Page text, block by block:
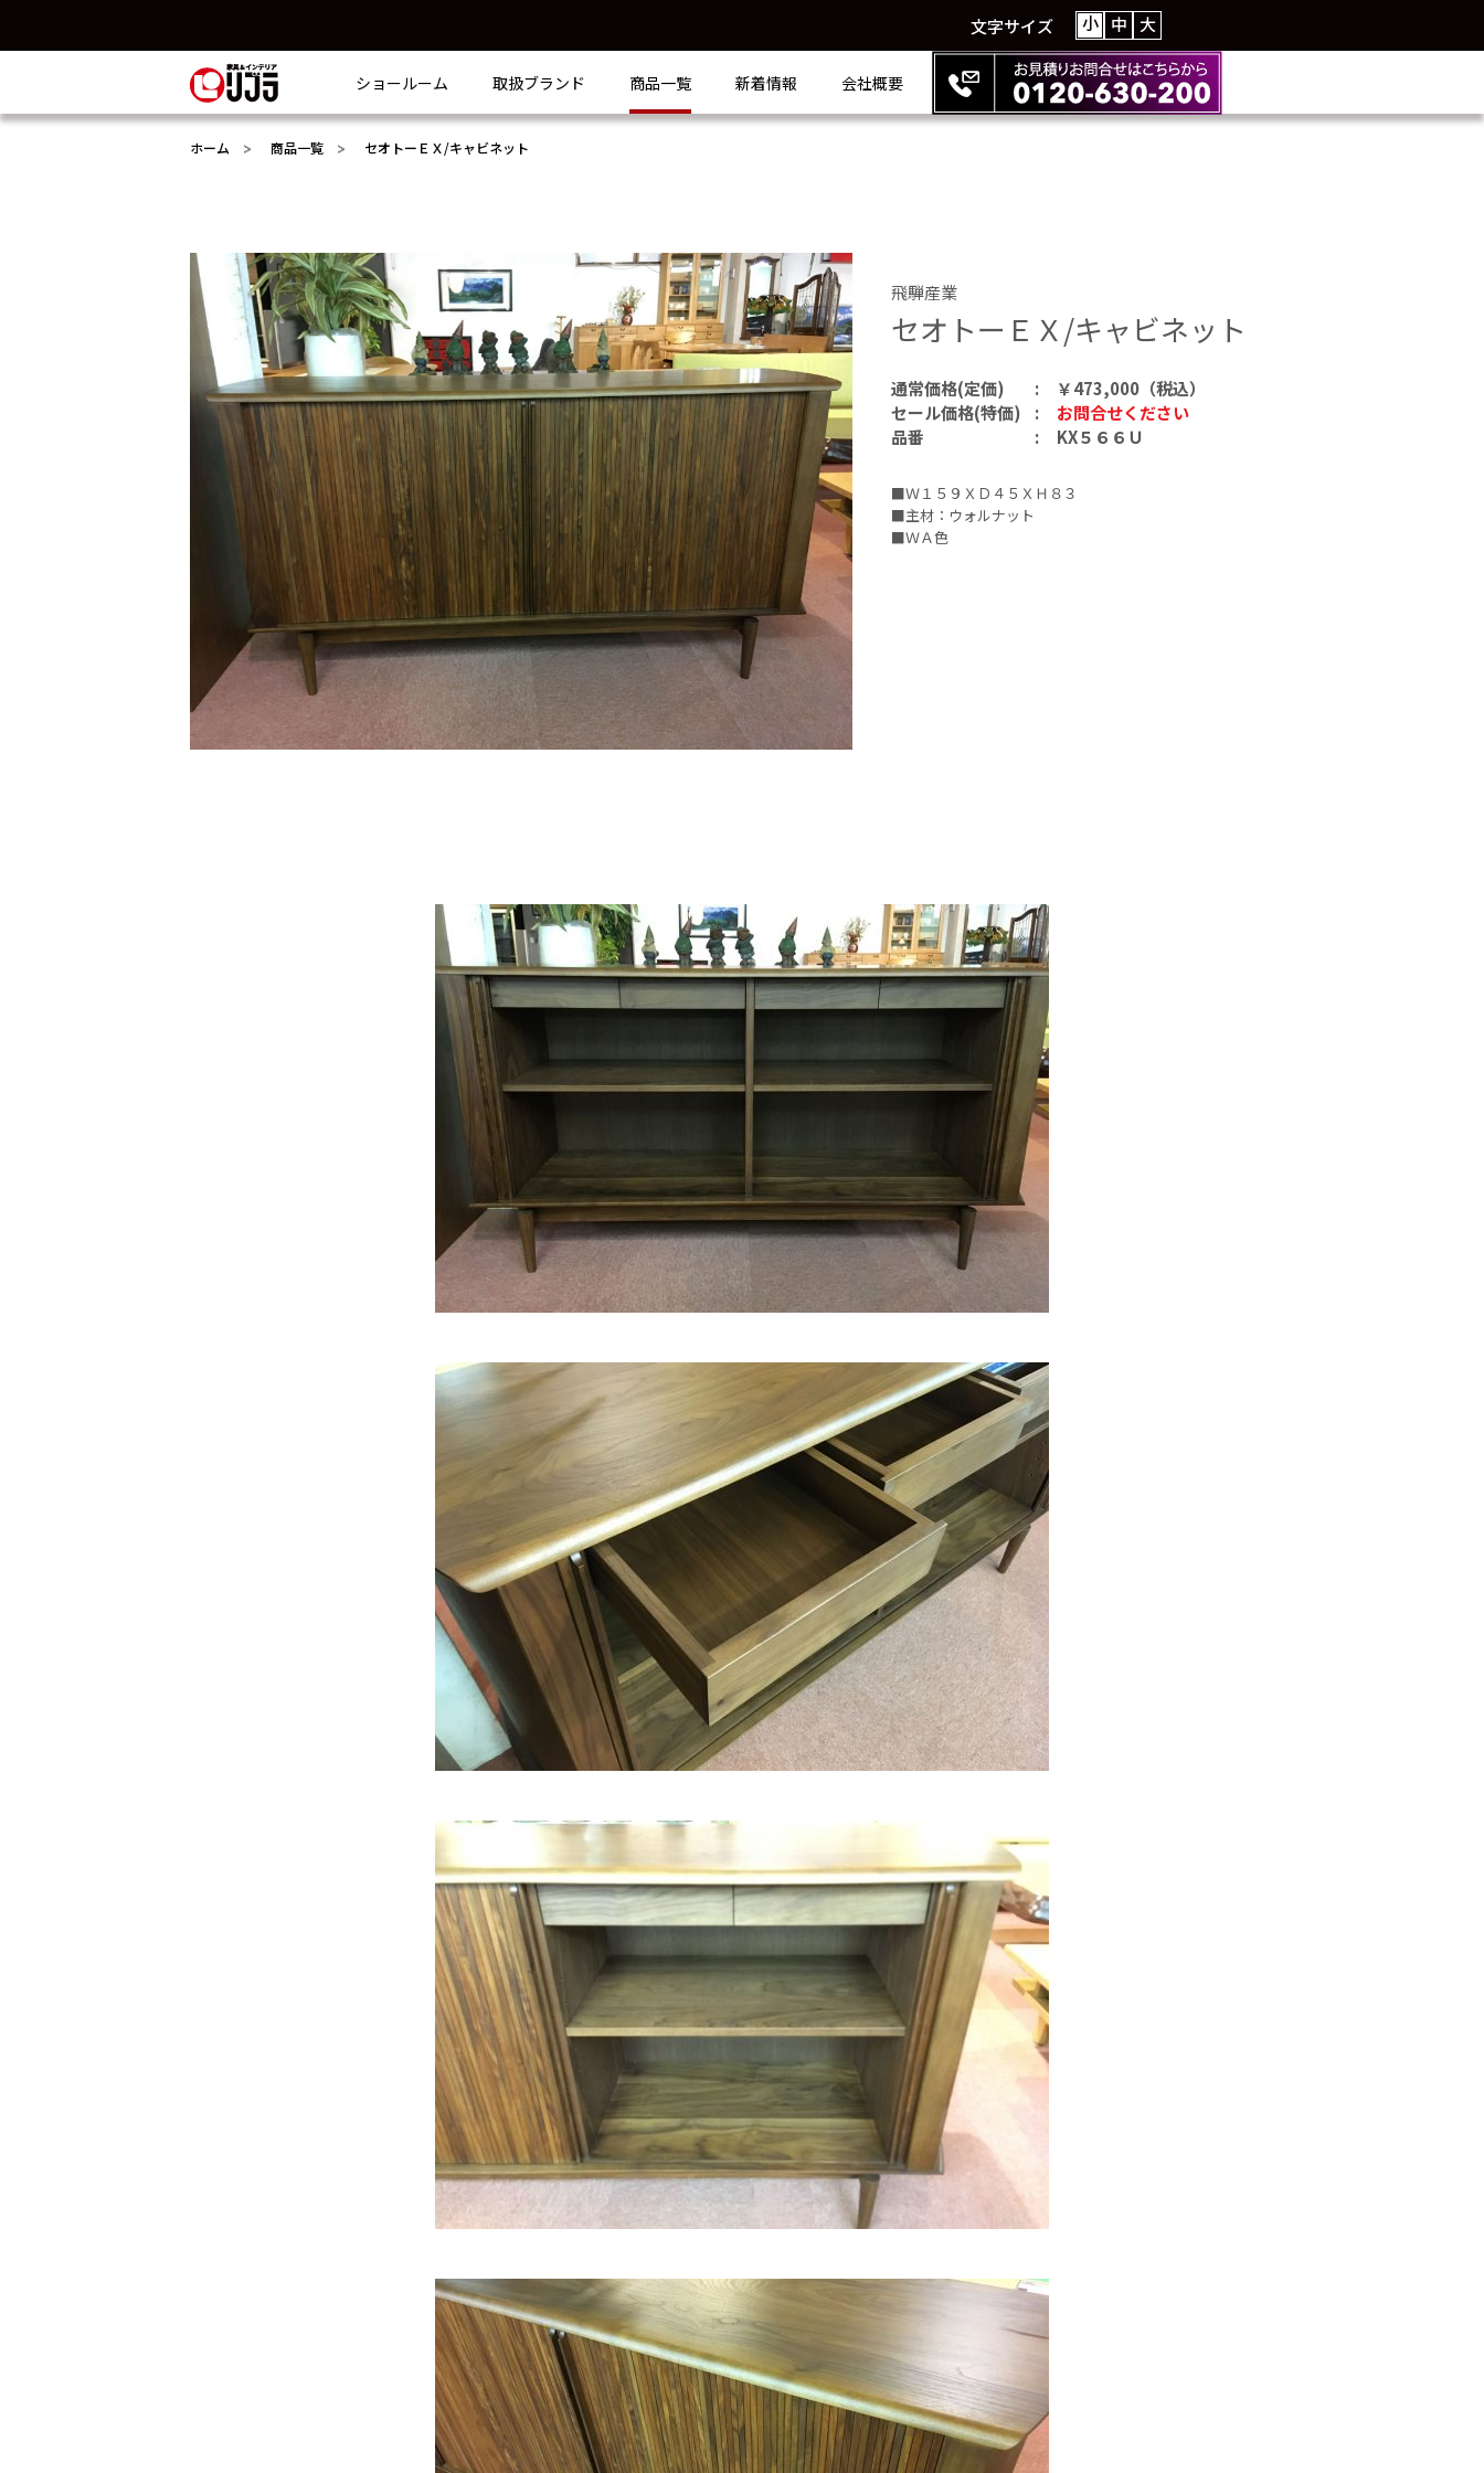
文字サイズ 小 中 大
ショールーム 取扱ブランド 商品一覧 新着情報 会社概要
ホーム 商品一覧 セオトーＥＸ/キャビネット
飛騨産業
セオトーＥＸ/キャビネット
通常価格(定価)
￥473,000（税込）
セール価格(特価)
お問合せください
品番
KX５６６Ｕ
■Ｗ１５９ＸＤ４５ＸＨ８３
■主材：ウォルナット
■ＷＡ色